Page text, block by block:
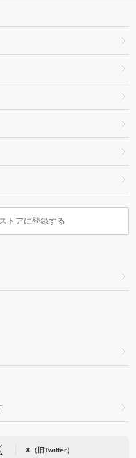
トアに登録する
X（旧Twitter）